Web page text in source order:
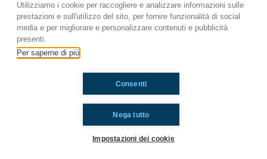
zone, anche perché lei passando da cantante ad
attrice spesso ne sa qualcosa? Scopritelo in
questa diretta!
https://www.radioimmaginaria.it
Ti è piaciuto? Condividilo!
Utilizziamo i cookie per raccogliere e analizzare informazioni sulle
prestazioni e sull'utilizzo del sito, per fornire funzionalità di social
media e per migliorare e personalizzare contenuti e pubblicità
presenti.
Per saperne di più
Nega tutto
Consenti
Impostazioni dei cookie